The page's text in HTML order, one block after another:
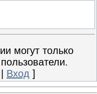
могут только
Вход ]